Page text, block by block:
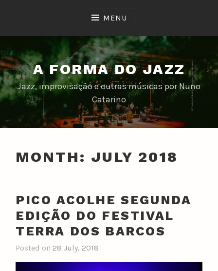
MENU
A FORMA DO JAZZ
Jazz, improvisação e outras músicas por Nuno
Catarino
MONTH: JULY 2018
PICO ACOLHE SEGUNDA
EDIÇÃO DO FESTIVAL
TERRA DOS BARCOS
Posted on 28 July, 2018